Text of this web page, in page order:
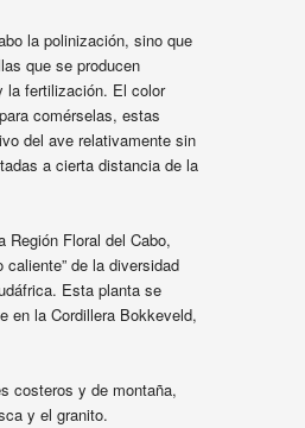
la polinización, sino que
que se producen
la fertilización. El color
comérselas, estas
del ave relativamente sin
a cierta distancia de la
Región Floral del Cabo,
caliente” de la diversidad
Esta planta se
en la Cordillera Bokkeveld,
costeros y de montaña,
y el granito.